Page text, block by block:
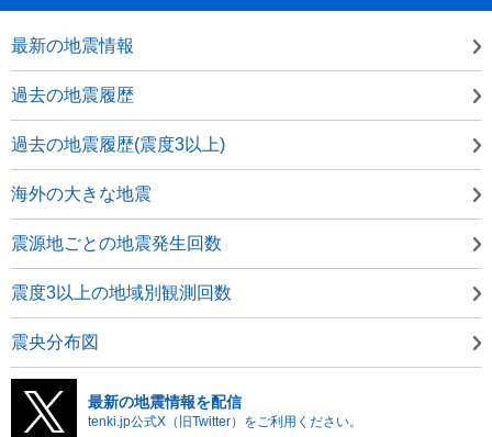
最新の地震情報
過去の地震履歴
過去の地震履歴(震度3以上)
海外の大きな地震
震源地ごとの地震発生回数
震度3以上の地域別観測回数
震央分布図
最新の地震情報を配信
tenki.jp公式X（旧Twitter）をご利用ください。